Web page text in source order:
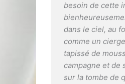
besoin de cette
dans le ciel, au
comme un
tapissé de
campagne et de
sur la tombe de